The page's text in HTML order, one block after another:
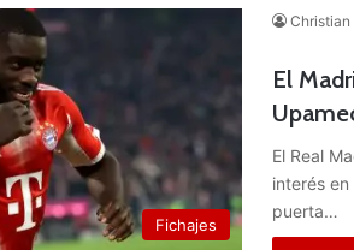
Fichajes
Christian
El
El Real
interés
puerta…